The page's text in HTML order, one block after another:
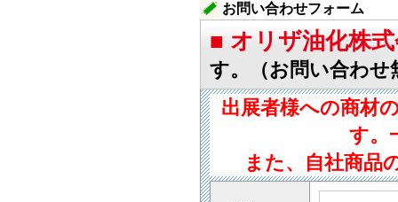
お問い合わせフォーム
■ オリザ油化株
す。（お問い合わせ
出展者様への商材
す。
また、自社商品